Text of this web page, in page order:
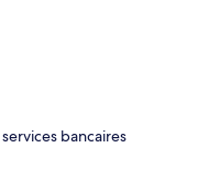
bancaires